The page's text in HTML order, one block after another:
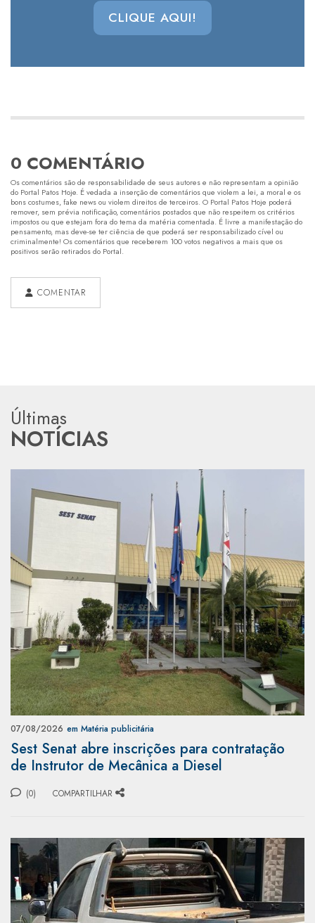
CLIQUE AQUI!
0 COMENTÁRIO
Os comentários são de responsabilidade de seus autores e não representam a opinião
do Portal Patos Hoje. É vedada a inserção de comentários que violem a lei, a moral e os
bons costumes, fake news ou violem direitos de terceiros. O Portal Patos Hoje poderá
remover, sem prévia notificação, comentários postados que não respeitem os critérios
impostos ou que estejam fora do tema da matéria comentada. É livre a manifestação do
pensamento, mas deve-se ter ciência de que poderá ser responsabilizado cível ou
criminalmente! Os comentários que receberem 100 votos negativos a mais que os
positivos serão retirados do Portal.
COMENTAR
Últimas
NOTÍCIAS
07/08/2026 em Matéria publicitária
Sest Senat abre inscrições para contratação
de Instrutor de Mecânica a Diesel
(0) COMPARTILHAR